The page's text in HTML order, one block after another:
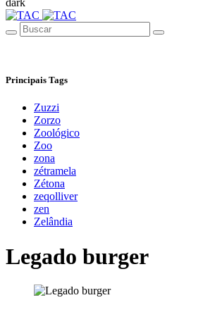
dark
Principais Tags
Zuzzi
Zorzo
Zoológico
Zoo
zona
zétramela
Zétona
zeqolliver
zen
Zelândia
Legado burger